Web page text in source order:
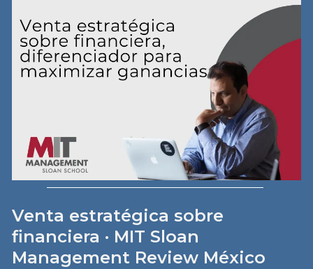
Venta estratégica sobre
financiera · MIT Sloan
Management Review México